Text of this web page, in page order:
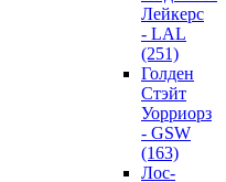
Лейкерс
- LAL
(251)
Голден
Стэйт
Уорриорз
- GSW
(163)
Лос-